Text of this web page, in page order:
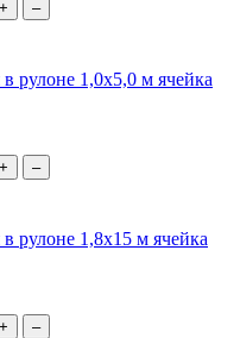
+
–
рулоне 1,0х5,0 м ячейка
+
–
рулоне 1,8х15 м ячейка
+
–